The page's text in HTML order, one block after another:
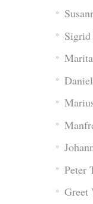
Peter
Greet